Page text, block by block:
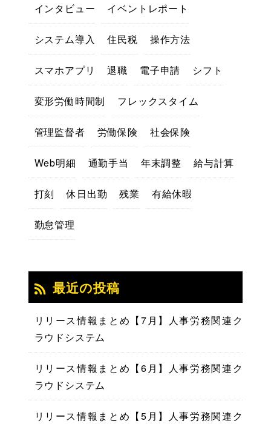
インタビュー イベントレポート
システム導入 住民税 操作方法
スマホアプリ 退職 電子申請 シフト
変形労働時間制 フレックスタイム
管理監督者 労働保険 社会保険
Web明細 通勤手当 年末調整 給与計算
打刻 休日出勤 残業 有給休暇
勤怠管理
最近の投稿
リリース情報まとめ【7月】人事労務関連ク
ラウドシステム
リリース情報まとめ【6月】人事労務関連ク
ラウドシステム
リリース情報まとめ【5月】人事労務関連ク